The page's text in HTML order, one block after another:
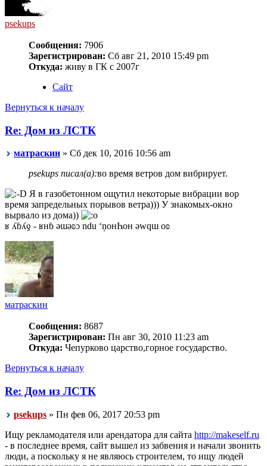
psekups
Сообщения: 7906
Зарегистрирован: Сб авг 21, 2010 15:49 pm
Откуда: живу в ГК с 2007г
Сайт
Вернуться к началу
Re: Дом из ЛСТК
матраскин » Сб дек 10, 2016 10:56 am
psekups писал(а):во время ветров дом вибрирует.
Я в газобетонном ощутил некоторые вибрации вор
время запредельных порывов ветра))) У знакомых-окно
вырвало из дома))
ʁ ʎɓʎƍ - ʁнɓ ǝɯǝʚɔ ndu ‘ņонҺон ǝwqɯ оʚ
матраскин
Сообщения: 8687
Зарегистрирован: Пн авг 30, 2010 11:23 am
Откуда: Чепурково царство,горное государство.
Вернуться к началу
Re: Дом из ЛСТК
psekups » Пн фев 06, 2017 20:53 pm
Ищу рекламодателя или арендатора для сайта http://makeself.ru
- в последнее время, сайт вышел из забвения и начали звонить
люди, а поскольку я не являюсь строителем, то ищу людей